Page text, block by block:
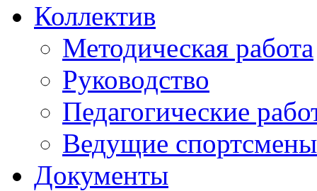
Коллектив
Методическая работа
Руководство
Педагогические
Ведущие спортсмены
Документы